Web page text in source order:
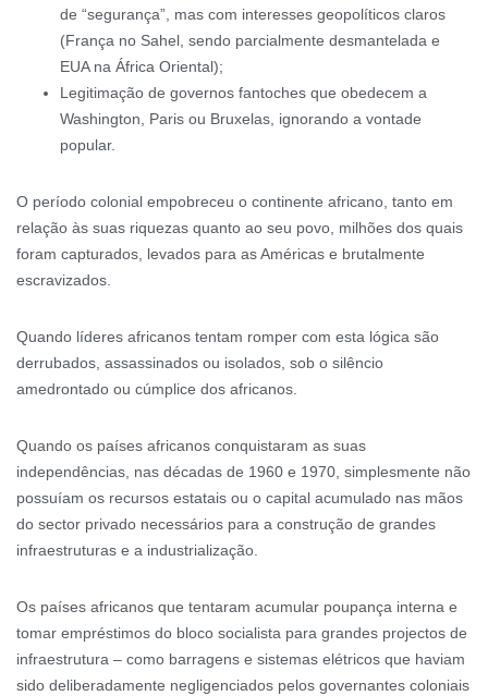
de “segurança”, mas com interesses geopolíticos claros
(França no Sahel, sendo parcialmente desmantelada e
EUA na África Oriental);
Legitimação de governos fantoches que obedecem a
Washington, Paris ou Bruxelas, ignorando a vontade
popular.
O período colonial empobreceu o continente africano, tanto em
relação às suas riquezas quanto ao seu povo, milhões dos quais
foram capturados, levados para as Américas e brutalmente
escravizados.
Quando líderes africanos tentam romper com esta lógica são
derrubados, assassinados ou isolados, sob o silêncio
amedrontado ou cúmplice dos africanos.
Quando os países africanos conquistaram as suas
independências, nas décadas de 1960 e 1970, simplesmente não
possuíam os recursos estatais ou o capital acumulado nas mãos
do sector privado necessários para a construção de grandes
infraestruturas e a industrialização.
Os países africanos que tentaram acumular poupança interna e
tomar empréstimos do bloco socialista para grandes projectos de
infraestrutura – como barragens e sistemas elétricos que haviam
sido deliberadamente negligenciados pelos governantes coloniais